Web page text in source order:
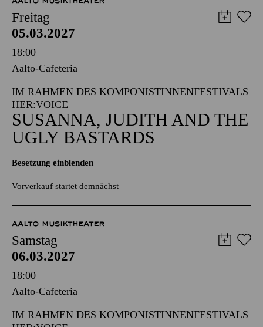
Freitag
05.03.2027
18:00
Aalto-Cafeteria
IM RAHMEN DES KOMPONISTINNENFESTIVALS
HER:VOICE
SUSANNA, JUDITH AND THE
UGLY BASTARDS
Besetzung einblenden
Vorverkauf startet demnächst
AALTO MUSIKTHEATER
Samstag
06.03.2027
18:00
Aalto-Cafeteria
IM RAHMEN DES KOMPONISTINNENFESTIVALS